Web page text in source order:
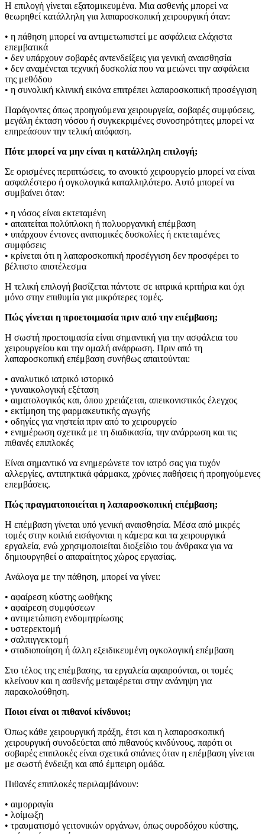
Η επιλογή γίνεται εξατομικευμένα. Μια ασθενής μπορεί να
θεωρηθεί κατάλληλη για λαπαροσκοπική χειρουργική όταν:
• η πάθηση μπορεί να αντιμετωπιστεί με ασφάλεια ελάχιστα
επεμβατικά
• δεν υπάρχουν σοβαρές αντενδείξεις για γενική αναισθησία
• δεν αναμένεται τεχνική δυσκολία που να μειώνει την ασφάλεια
της μεθόδου
• η συνολική κλινική εικόνα επιτρέπει λαπαροσκοπική προσέγγιση
Παράγοντες όπως προηγούμενα χειρουργεία, σοβαρές συμφύσεις,
μεγάλη έκταση νόσου ή συγκεκριμένες συνοσηρότητες μπορεί να
επηρεάσουν την τελική απόφαση.
Πότε μπορεί να μην είναι η κατάλληλη επιλογή;
Σε ορισμένες περιπτώσεις, το ανοικτό χειρουργείο μπορεί να είναι
ασφαλέστερο ή ογκολογικά καταλληλότερο. Αυτό μπορεί να
συμβαίνει όταν:
• η νόσος είναι εκτεταμένη
• απαιτείται πολύπλοκη ή πολυοργανική επέμβαση
• υπάρχουν έντονες ανατομικές δυσκολίες ή εκτεταμένες
συμφύσεις
• κρίνεται ότι η λαπαροσκοπική προσέγγιση δεν προσφέρει το
βέλτιστο αποτέλεσμα
Η τελική επιλογή βασίζεται πάντοτε σε ιατρικά κριτήρια και όχι
μόνο στην επιθυμία για μικρότερες τομές.
Πώς γίνεται η προετοιμασία πριν από την επέμβαση;
Η σωστή προετοιμασία είναι σημαντική για την ασφάλεια του
χειρουργείου και την ομαλή ανάρρωση. Πριν από τη
λαπαροσκοπική επέμβαση συνήθως απαιτούνται:
• αναλυτικό ιατρικό ιστορικό
• γυναικολογική εξέταση
• αιματολογικός και, όπου χρειάζεται, απεικονιστικός έλεγχος
• εκτίμηση της φαρμακευτικής αγωγής
• οδηγίες για νηστεία πριν από το χειρουργείο
• ενημέρωση σχετικά με τη διαδικασία, την ανάρρωση και τις
πιθανές επιπλοκές
Είναι σημαντικό να ενημερώνετε τον ιατρό σας για τυχόν
αλλεργίες, αντιπηκτικά φάρμακα, χρόνιες παθήσεις ή προηγούμενες
επεμβάσεις.
Πώς πραγματοποιείται η λαπαροσκοπική επέμβαση;
Η επέμβαση γίνεται υπό γενική αναισθησία. Μέσα από μικρές
τομές στην κοιλιά εισάγονται η κάμερα και τα χειρουργικά
εργαλεία, ενώ χρησιμοποιείται διοξείδιο του άνθρακα για να
δημιουργηθεί ο απαραίτητος χώρος εργασίας.
Ανάλογα με την πάθηση, μπορεί να γίνει:
• αφαίρεση κύστης ωοθήκης
• αφαίρεση συμφύσεων
• αντιμετώπιση ενδομητρίωσης
• υστερεκτομή
• σαλπιγγεκτομή
• σταδιοποίηση ή άλλη εξειδικευμένη ογκολογική επέμβαση
Στο τέλος της επέμβασης, τα εργαλεία αφαιρούνται, οι τομές
κλείνουν και η ασθενής μεταφέρεται στην ανάνηψη για
παρακολούθηση.
Ποιοι είναι οι πιθανοί κίνδυνοι;
Όπως κάθε χειρουργική πράξη, έτσι και η λαπαροσκοπική
χειρουργική συνοδεύεται από πιθανούς κινδύνους, παρότι οι
σοβαρές επιπλοκές είναι σχετικά σπάνιες όταν η επέμβαση γίνεται
με σωστή ένδειξη και από έμπειρη ομάδα.
Πιθανές επιπλοκές περιλαμβάνουν:
• αιμορραγία
• λοίμωξη
• τραυματισμό γειτονικών οργάνων, όπως ουροδόχου κύστης,